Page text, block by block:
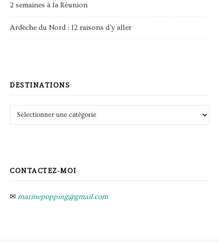
2 semaines à la Réunion
Ardèche du Nord : 12 raisons d’y aller
DESTINATIONS
Destinations
CONTACTEZ-MOI
✉ marinepopping@gmail.com